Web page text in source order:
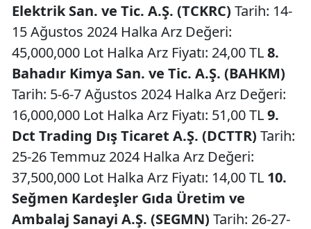
Elektrik San. ve Tic. A.Ş. (TCKRC) Tarih: 14-
15 Ağustos 2024 Halka Arz Değeri:
45,000,000 Lot Halka Arz Fiyatı: 24,00 TL8.
Bahadır Kimya San. ve Tic. A.Ş. (BAHKM)
Tarih: 5-6-7 Ağustos 2024 Halka Arz Değeri:
16,000,000 Lot Halka Arz Fiyatı: 51,00 TL9.
Dct Trading Dış Ticaret A.Ş. (DCTTR) Tarih:
25-26 Temmuz 2024 Halka Arz Değeri:
37,500,000 Lot Halka Arz Fiyatı: 14,00 TL 10.
Seğmen Kardeşler Gıda Üretim ve
Ambalaj Sanayi A.Ş. (SEGMN) Tarih: 26-27-